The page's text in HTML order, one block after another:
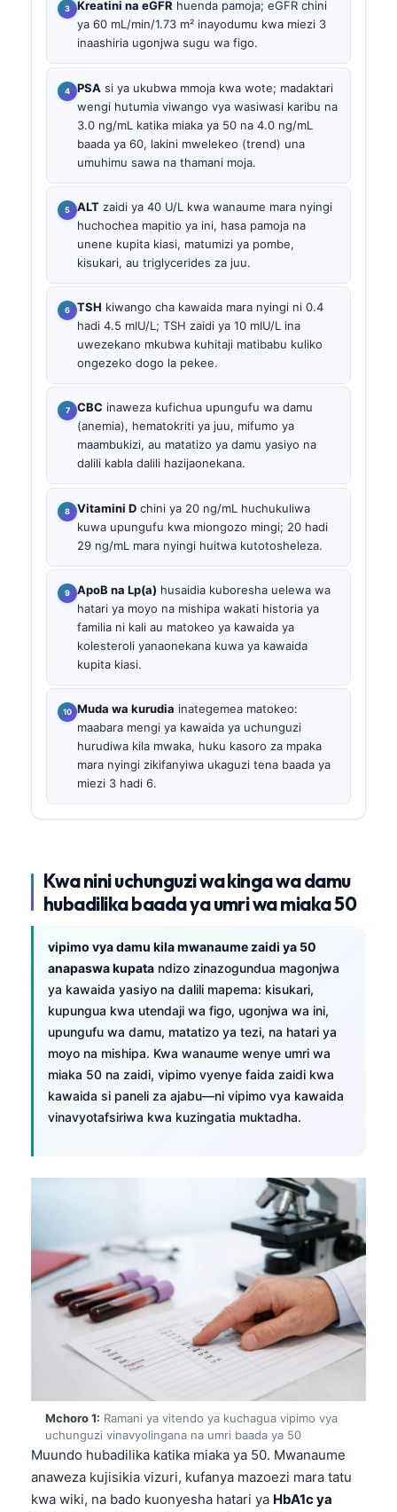
Kreatini na eGFR huenda pamoja; eGFR chini
ya 60 mL/min/1.73 m² inayodumu kwa miezi 3
inaashiria ugonjwa sugu wa figo.
PSA si ya ukubwa mmoja kwa wote; madaktari
wengi hutumia viwango vya wasiwasi karibu na
3.0 ng/mL katika miaka ya 50 na 4.0 ng/mL
baada ya 60, lakini mwelekeo (trend) una
umuhimu sawa na thamani moja.
ALT zaidi ya 40 U/L kwa wanaume mara nyingi
huchochea mapitio ya ini, hasa pamoja na
unene kupita kiasi, matumizi ya pombe,
kisukari, au triglycerides za juu.
TSH kiwango cha kawaida mara nyingi ni 0.4
hadi 4.5 mIU/L; TSH zaidi ya 10 mIU/L ina
uwezekano mkubwa kuhitaji matibabu kuliko
ongezeko dogo la pekee.
CBC inaweza kufichua upungufu wa damu
(anemia), hematokriti ya juu, mifumo ya
maambukizi, au matatizo ya damu yasiyo na
dalili kabla dalili hazijaonekana.
Vitamini D chini ya 20 ng/mL huchukuliwa
kuwa upungufu kwa miongozo mingi; 20 hadi
29 ng/mL mara nyingi huitwa kutotosheleza.
ApoB na Lp(a) husaidia kuboresha uelewa wa
hatari ya moyo na mishipa wakati historia ya
familia ni kali au matokeo ya kawaida ya
kolesteroli yanaonekana kuwa ya kawaida
kupita kiasi.
Muda wa kurudia inategemea matokeo:
maabara mengi ya kawaida ya uchunguzi
hurudiwa kila mwaka, huku kasoro za mpaka
mara nyingi zikifanyiwa ukaguzi tena baada ya
miezi 3 hadi 6.
Kwa nini uchunguzi wa kinga wa damu
hubadilika baada ya umri wa miaka 50
vipimo vya damu kila mwanaume zaidi ya 50
anapaswa kupata ndizo zinazogundua magonjwa
ya kawaida yasiyo na dalili mapema: kisukari,
kupungua kwa utendaji wa figo, ugonjwa wa ini,
upungufu wa damu, matatizo ya tezi, na hatari ya
moyo na mishipa. Kwa wanaume wenye umri wa
miaka 50 na zaidi, vipimo vyenye faida zaidi kwa
kawaida si paneli za ajabu—ni vipimo vya kawaida
vinavyotafsiriwa kwa kuzingatia muktadha.
Mchoro 1: Ramani ya vitendo ya kuchagua vipimo vya
uchunguzi vinavyolingana na umri baada ya 50
Muundo hubadilika katika miaka ya 50. Mwanaume
anaweza kujisikia vizuri, kufanya mazoezi mara tatu
kwa wiki, na bado kuonyesha hatari ya HbA1c ya